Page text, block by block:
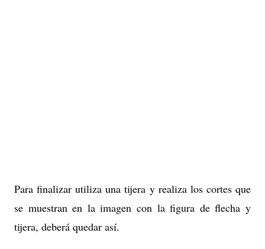
Para finalizar utiliza una tijera y realiza los cortes que
se muestran en la imagen con la figura de flecha y
tijera, deberá quedar así.